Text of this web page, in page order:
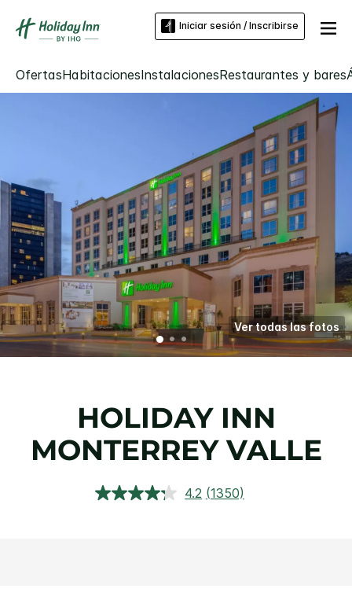
Iniciar sesión / Inscribirse
OfertasHabitacionesInstalacionesRestaurantes y bares
Ver todas las fotos
HOLIDAY INN
MONTERREY VALLE
4.2 Lea
(1350)